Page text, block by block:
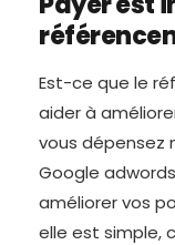
Est-ce que le
aider à
vous dépensez
Google
améliorer vos
elle est simple,